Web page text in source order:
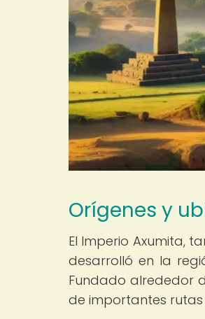
Orígenes y
El Imperio Axumita,
desarrolló en la
Fundado alrededor
de importantes